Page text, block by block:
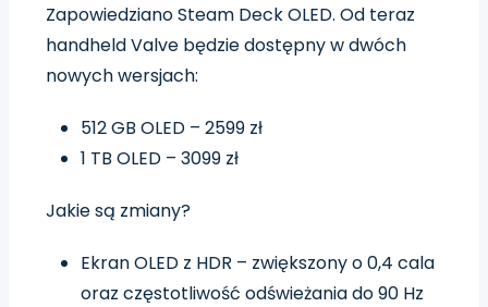
Zapowiedziano Steam Deck OLED. Od teraz
handheld Valve będzie dostępny w dwóch
nowych wersjach:
512 GB OLED – 2599 zł
1 TB OLED – 3099 zł
Jakie są zmiany?
Ekran OLED z HDR – zwiększony o 0,4 cala
oraz częstotliwość odświeżania do 90 Hz